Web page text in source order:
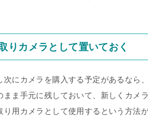
りカメラとして置いておく
次にカメラを購入する予定があるなら
まま手元に残しておいて、新しくカメ
り用カメラとして使用するという方法